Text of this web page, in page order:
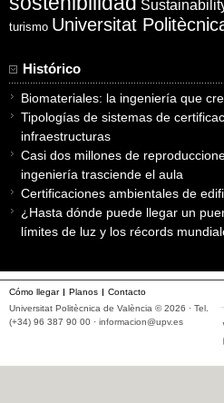
turismo Universitat
Histórico
Biomateriales: la ingeniería que
Tipologías de sistemas de
infraestructuras
Casi dos millones de
ingeniería trasciende el aula
Certificaciones ambientales de
¿Hasta dónde puede llegar un
límites de luz y los récords
Cómo llegar Planos
Contacto
Universitat Politècnica de València © 2026 · Tel.
(+34) 96 387 90 00 · informacion@upv.es